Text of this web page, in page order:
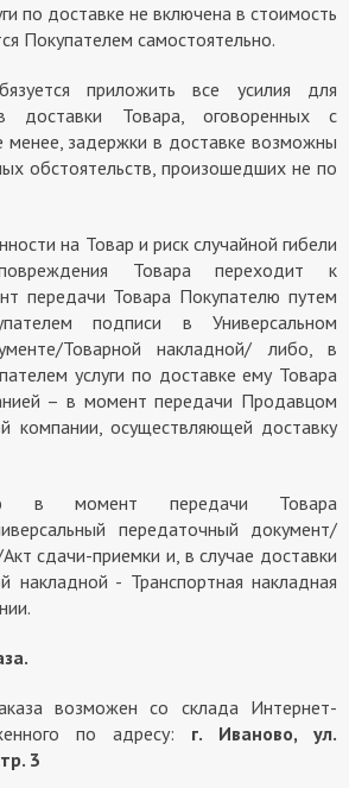
по доставке не включена в стоимость
Покупателем самостоятельно.
приложить все усилия для
доставки Товара, оговоренных с
менее, задержки в доставке возможны
обстоятельств, произошедших не по
на Товар и риск случайной гибели
Товара переходит к
передачи Товара Покупателю путем
подписи в Универсальном
Товарной накладной/ либо, в
услуги по доставке ему Товара
– в момент передачи Продавцом
компании, осуществляющей доставку
в момент передачи Товара
передаточный документ/
сдачи-приемки и, в случае доставки
накладной - Транспортная накладная
возможен со склада Интернет-
по адресу: г. Иваново, ул.
3